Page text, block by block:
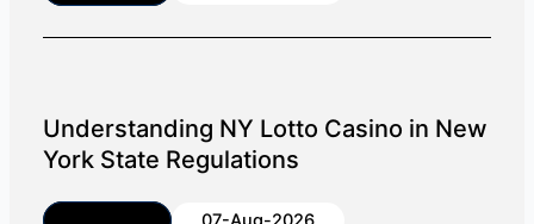
Understanding NY Lotto Casino in New
York State Regulations